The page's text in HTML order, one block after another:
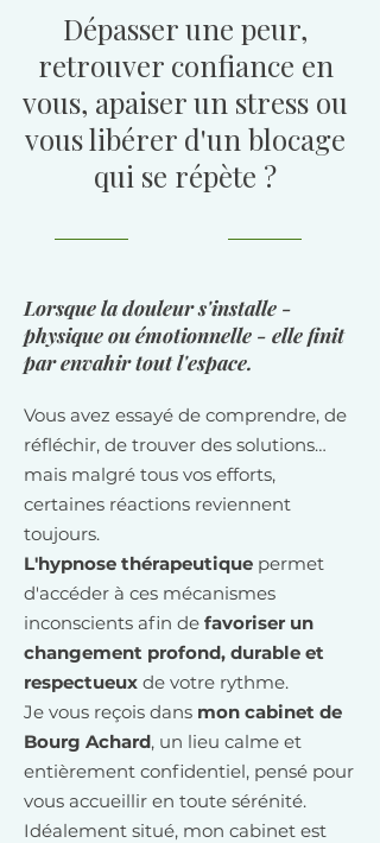
Dépasser une peur,
retrouver confiance en
vous, apaiser un stress ou
vous libérer d'un blocage
qui se répète ?
Lorsque la douleur s'installe -
physique ou émotionnelle - elle finit
par envahir tout l'espace.
Vous avez essayé de comprendre, de
réfléchir, de trouver des solutions…
mais malgré tous vos efforts,
certaines réactions reviennent
toujours.
L'hypnose thérapeutique permet
d'accéder à ces mécanismes
inconscients afin de favoriser un
changement profond, durable et
respectueux de votre rythme.
Je vous reçois dans mon cabinet de
Bourg Achard, un lieu calme et
entièrement confidentiel, pensé pour
vous accueillir en toute sérénité.
Idéalement situé, mon cabinet est